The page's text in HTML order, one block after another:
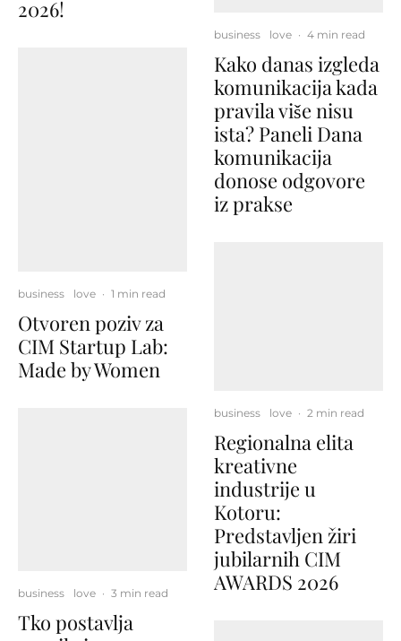
2026!
business love · 1 min read
Otvoren poziv za
CIM Startup Lab:
Made by Women
business love · 3 min read
Tko postavlja
business love · 4 min read
Kako danas izgleda
komunikacija kada
pravila više nisu
ista? Paneli Dana
komunikacija
donose odgovore
iz prakse
business love · 2 min read
Regionalna elita
kreativne
industrije u
Kotoru:
Predstavljen žiri
jubilarnih CIM
AWARDS 2026